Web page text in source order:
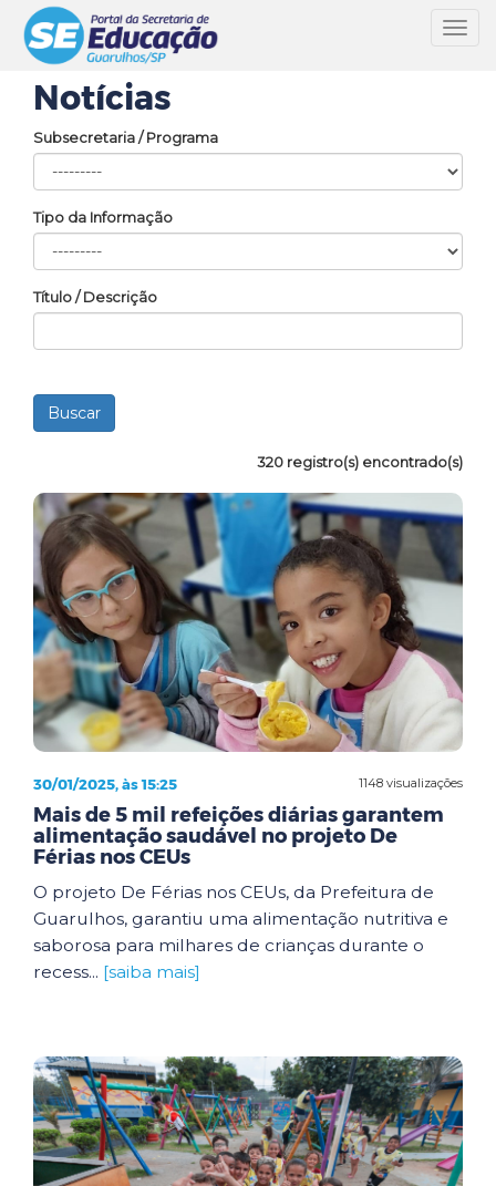
Notícias
Subsecretaria / Programa
Tipo da Informação
Título / Descrição
320 registro(s) encontrado(s)
1148 visualizações
30/01/2025, às 15:25
Mais de 5 mil refeições diárias garantem
alimentação saudável no projeto De
Férias nos CEUs
O projeto De Férias nos CEUs, da Prefeitura de
Guarulhos, garantiu uma alimentação nutritiva e
saborosa para milhares de crianças durante o
recess... [saiba mais]